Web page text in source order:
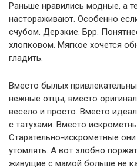
Раньше нравились модные, а
настораживают. Особенно
счубом. Дерзкие. Брр.
хлопковом. Мягкое хочется
гладить.
Вместо былых
нежные отцы, вместо
весело и просто. Вместо
с татухами. Вместо
Старательно-искрометные
утомлять. А вот злобно
живущие с мамой больше не